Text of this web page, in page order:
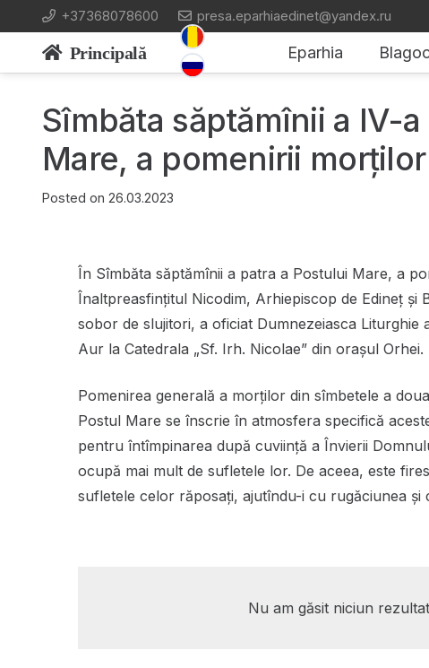
+37368078600 presa.eparhiaedinet@yandex.ru
Principală Eparhia
Sîmbăta săptămînii a IV-
Mare, a pomenirii morților
Posted on 26.03.2023
În Sîmbăta săptămînii a patra a Postului Mare, a
Înaltpreasfinţitul Nicodim, Arhiepiscop de Edineţ şi
sobor de slujitori, a oficiat Dumnezeiasca Liturghie
Aur la Catedrala „Sf. Irh. Nicolae” din orașul Orhei.
Pomenirea generală a morților din sîmbetele a
Postul Mare se înscrie în atmosfera specifică
pentru întîmpinarea după cuviință a Învierii
ocupă mai mult de sufletele lor. De aceea, este
sufletele celor răposați, ajutîndu-i cu rugăciunea și
Nu am găsit niciun